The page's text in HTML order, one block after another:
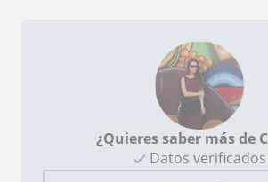
¿Quieres saber más de
Datos verificados